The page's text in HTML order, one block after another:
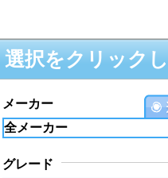
選択をクリック
メーカー
グレード